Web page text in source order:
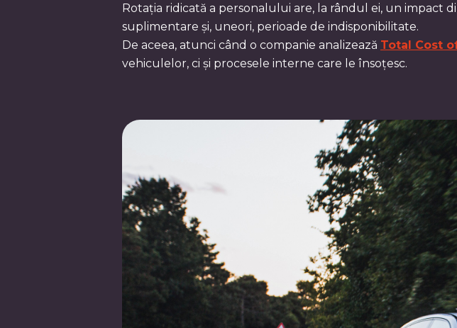
Rotația ridicată a personalului are, la rândul ei, un impact
suplimentare și, uneori, perioade de indisponibilitate.
De aceea, atunci când o companie analizează Total Cost
vehiculelor, ci și procesele interne care le însoțesc.